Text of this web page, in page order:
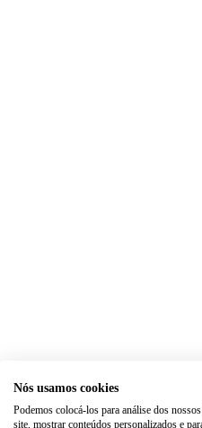
Nós usamos cookies
Podemos colocá-los para análise dos
site, mostrar conteúdos personalizados e